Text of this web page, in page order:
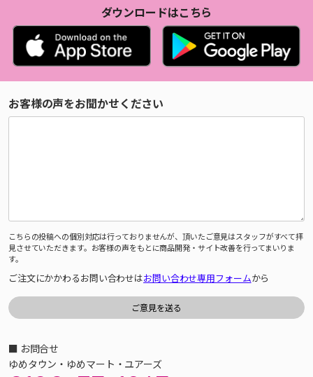
ダウンロードはこちら
お客様の声をお聞かせください
こちらの投稿への個別対応は行っておりませんが、頂いたご意見はスタッフがすべて拝
見させていただきます。お客様の声をもとに商品開発・サイト改善を行ってまいりま
す。
ご注文にかかわるお問い合わせはお問い合わせ専用フォームから
■ お問合せ
ゆめタウン・ゆめマート・ユアーズ